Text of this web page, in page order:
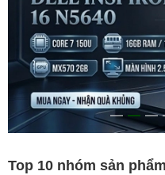
Top 10 nhóm sản